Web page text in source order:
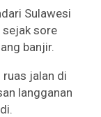
Sulawesi
sejak sore
banjir.
jalan di
langganan